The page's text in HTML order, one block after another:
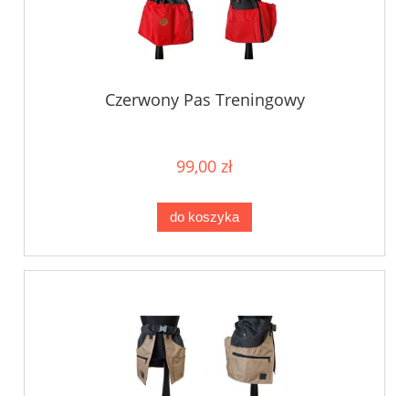
Czerwony Pas Treningowy
99,00 zł
do koszyka